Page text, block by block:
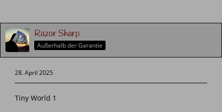
Razor Sharp
Außerhalb der Garantie
28. April 2025
Tiny World 1